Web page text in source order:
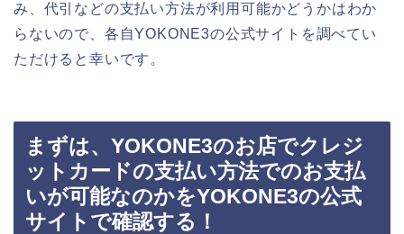
み、代引などの支払い方法が利用可能かどうかはわか
らないので、各自YOKONE3の公式サイトを調べてい
ただけると幸いです。
まずは、YOKONE3のお店でクレジ
ットカードの支払い方法でのお支払
いが可能なのかをYOKONE3の公式
サイトで確認する！